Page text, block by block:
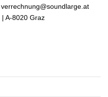
verrechnung@soundlarge.at
A-8020 Graz